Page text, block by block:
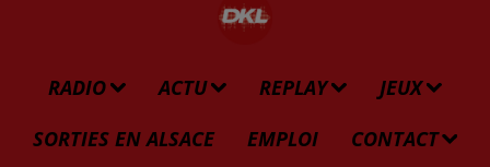
RADIO ACTU REPLAY
JEUX
SORTIES EN ALSACE
EMPLOI CONTACT